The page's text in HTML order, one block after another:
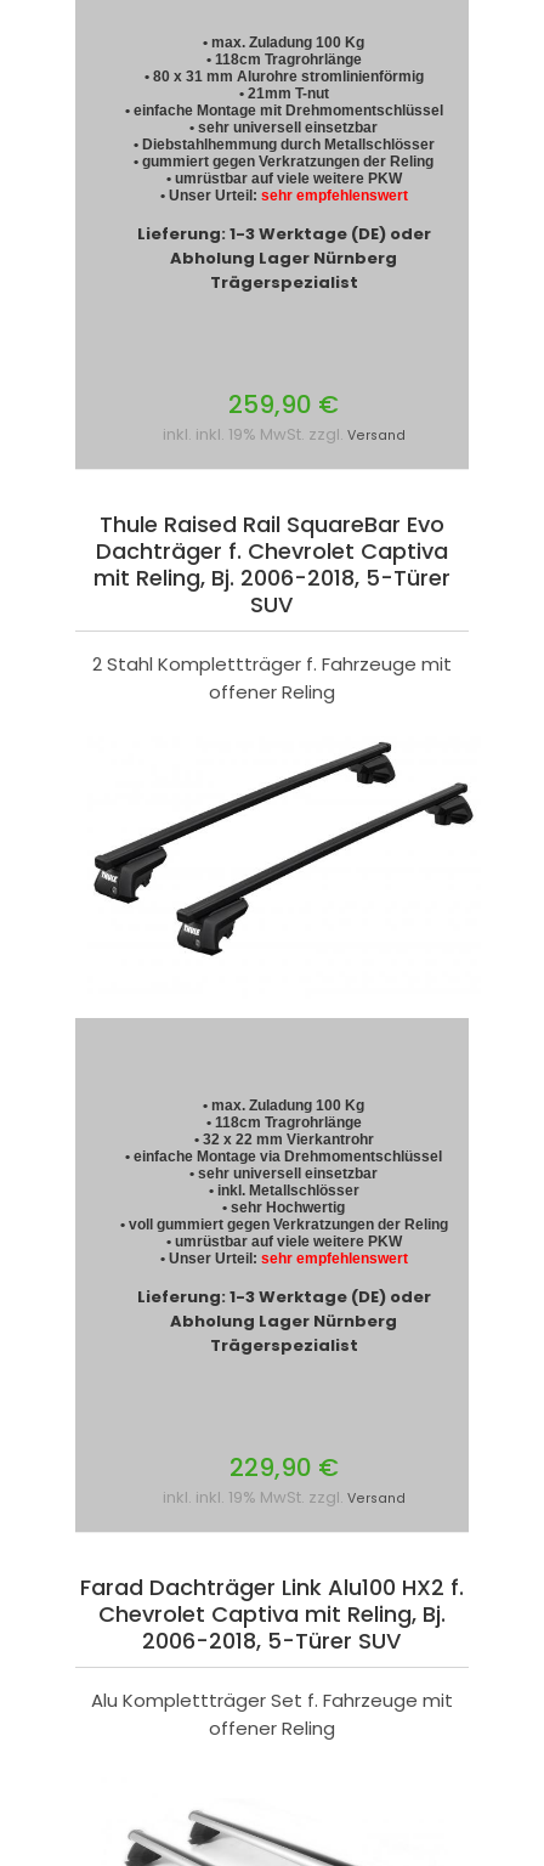
• max. Zuladung 100 Kg
• 118cm Tragrohrlänge
• 80 x 31 mm Alurohre stromlinienförmig
• 21mm T-nut
• einfache Montage mit Drehmomentschlüssel
• sehr universell einsetzbar
• Diebstahlhemmung durch Metallschlösser
• gummiert gegen Verkratzungen der Reling
• umrüstbar auf viele weitere PKW
• Unser Urteil: sehr empfehlenswert
Lieferung: 1-3 Werktage (DE) oder
Abholung Lager Nürnberg
Trägerspezialist
259,90 €
inkl. inkl. 19% MwSt. zzgl. Versand
Thule Raised Rail SquareBar Evo
Dachträger f. Chevrolet Captiva
mit Reling, Bj. 2006-2018, 5-Türer
SUV
2 Stahl Komplettträger f. Fahrzeuge mit
offener Reling
• max. Zuladung 100 Kg
• 118cm Tragrohrlänge
• 32 x 22 mm Vierkantrohr
• einfache Montage via Drehmomentschlüssel
• sehr universell einsetzbar
• inkl. Metallschlösser
• sehr Hochwertig
• voll gummiert gegen Verkratzungen der Reling
• umrüstbar auf viele weitere PKW
• Unser Urteil: sehr empfehlenswert
Lieferung: 1-3 Werktage (DE) oder
Abholung Lager Nürnberg
Trägerspezialist
229,90 €
inkl. inkl. 19% MwSt. zzgl. Versand
Farad Dachträger Link Alu100 HX2 f.
Chevrolet Captiva mit Reling, Bj.
2006-2018, 5-Türer SUV
Alu Komplettträger Set f. Fahrzeuge mit
offener Reling